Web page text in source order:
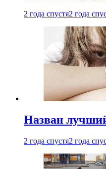
2 года спустя2 года
Назван
2 года спустя2 года